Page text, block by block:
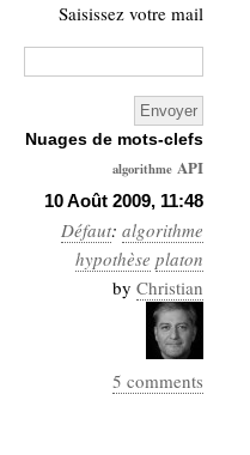
10 Août 2009, 11:48
Défaut: algorithme
hypothèse platon
by Christian
5 comments
Saisissez votre mail
Nuages de mots-clefs
algorithme API
Architecture
Ars-
Industrialis
business_model
cinéma
Cloud